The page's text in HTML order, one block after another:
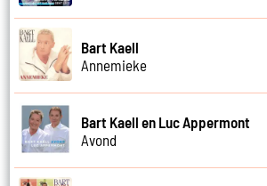
Bart Kaell
Annemieke
Bart Kaell en Luc Appermont
Avond